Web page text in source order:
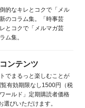
的なキレとコクで「メル
のコラム集。「時事芸
とコクで「メルマガ芸
ム集。
ンテンツ
でまるっと楽しむことが
有効期限なし1500円（税
ールド」定期購読者価格
びいただけます。